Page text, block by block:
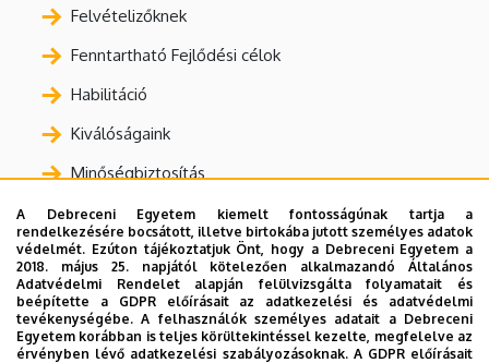
Felvételizőknek
Fenntartható Fejlődési célok
Habilitáció
Kiválóságaink
Minőségbiztosítás
Nyilvános adatok
Nyomtatványok, bizonylatok
Oktatás
Statisztikák
A Debreceni Egyetem kiemelt fontosságúnak tartja a
rendelkezésére bocsátott, illetve birtokába jutott személyes adatok
védelmét. Ezúton tájékoztatjuk Önt, hogy a Debreceni Egyetem a
2018. május 25. napjától kötelezően alkalmazandó Általános
Adatvédelmi Rendelet alapján felülvizsgálta folyamatait és
beépítette a GDPR előírásait az adatkezelési és adatvédelmi
tevékenységébe. A felhasználók személyes adatait a Debreceni
Egyetem korábban is teljes körültekintéssel kezelte, megfelelve az
érvényben lévő adatkezelési szabályozásoknak. A GDPR előírásait